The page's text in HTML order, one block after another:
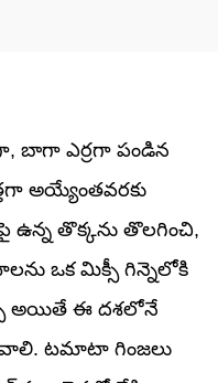
బాగా ఎర్రగా పండిన
అయ్యేంతవరకు
తొక్కను తొలగించి,
ఒక మిక్సీ గిన్నెలోకి
అయితే ఈ దశలోనే
టమాటా గింజలు